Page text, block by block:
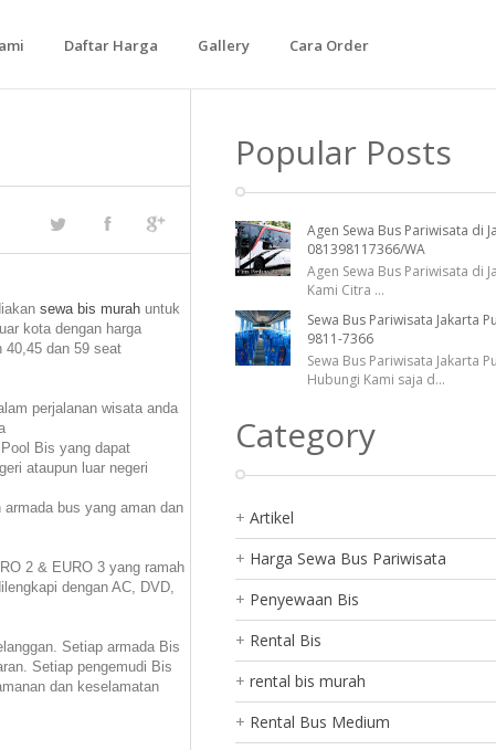
Daftar Harga Gallery Cara Order
sewa bis murah untuk
kota dengan harga
40,45 dan 59 seat
perjalanan wisata anda
Bis yang dapat
ataupun luar negeri
bus yang aman dan
2 & EURO 3 yang ramah
dengan AC, DVD,
Setiap armada Bis
Setiap pengemudi Bis
dan keselamatan
Popular Posts
Agen Sewa Bus Pariwisata di
081398117366/WA
Agen Sewa Bus Pariwisata di
Kami Citra ...
Sewa Bus Pariwisata Jakarta
9811-7366
Sewa Bus Pariwisata Jakarta
Hubungi Kami saja d...
Category
Artikel
Harga Sewa Bus Pariwisata
Penyewaan Bis
Rental Bis
rental bis murah
Rental Bus Medium